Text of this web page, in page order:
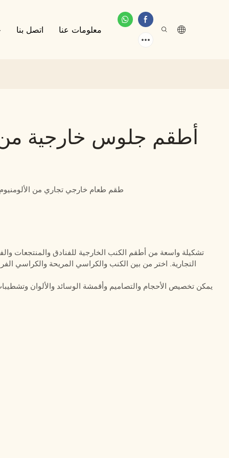
اتصل بنا معلومات عنا
أطقم جلوس خارجية من
طقم طعام خارجي تجاري من الألومنيوم
تشكيلة واسعة من أطقم الكنب الخارجية للفنادق والمنتجعات
التجارية. اختر من بين الكنب والكراسي المريحة والكراسي
يمكن تخصيص الأحجام والتصاميم وأقمشة الوسائد والألوان